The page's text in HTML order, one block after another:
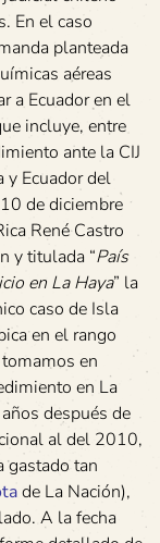
En el caso
planteada
aéreas
a Ecuador en el
incluye, entre
ante la CIJ
y Ecuador del
de diciembre
René Castro
y titulada “País
en La Haya” la
caso de Isla
en el rango
en
en La
después de
al del 2010,
gastado tan
de La Nación),
A la fecha